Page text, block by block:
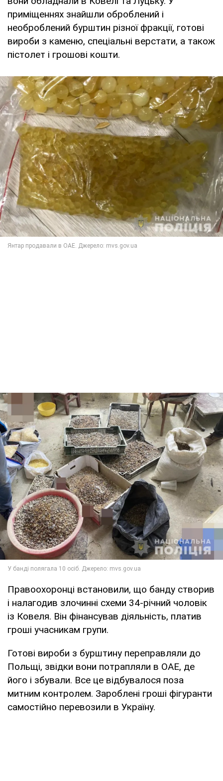
приміщеннях знайшли оброблений і
необроблений бурштин різної фракції, готові
вироби з каменю, спеціальні верстати, а також
пістолет і грошові кошти.
Правоохоронці встановили, що банду створив
і налагодив злочинні схеми 34-річний чоловік
із Ковеля. Він фінансував діяльність, платив
гроші учасникам групи.
Готові вироби з бурштину переправляли до
Польщі, звідки вони потрапляли в ОАЕ, де
його і збували. Все це відбувалося поза
митним контролем. Зароблені гроші фігуранти
самостійно перевозили в Україну.